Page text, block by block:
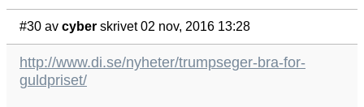
#30 av cyber skrivet 02 nov, 2016 13:28
http://www.di.se/nyheter/trumpseger-bra-for-
guldpriset/